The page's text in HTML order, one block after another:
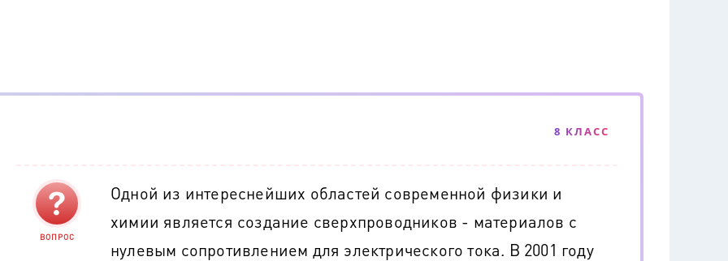
8 КЛАСС
ВОПРОС
Одной из интереснейших областей современной физики и
химии является создание сверхпроводников - материалов с
нулевым сопротивлением для электрического тока. В 2001 году